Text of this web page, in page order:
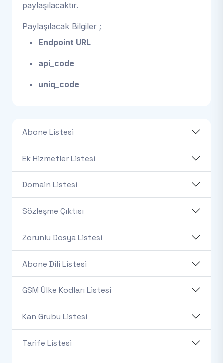
paylaşılacaktır.
Paylaşılacak Bilgiler ;
Endpoint URL
api_code
uniq_code
Abone Listesi
Ek Hizmetler Listesi
Domain Listesi
Sözleşme Çıktısı
Zorunlu Dosya Listesi
Abone Dili Listesi
GSM Ülke Kodları Listesi
Kan Grubu Listesi
Tarife Listesi